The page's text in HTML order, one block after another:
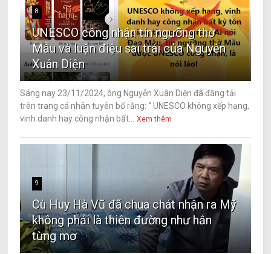
8
UNESCO công nhận tín ngưỡng thờ
Mẫu và luận điệu sai trái của Nguyễn
Xuân Diện
Sáng nay 23/11/2024, ông Nguyễn Xuân Diện đã đăng tải
trên trang cá nhân tuyên bố rằng: “ UNESCO không xếp hạng,
vinh danh hay công nhận bất...
Xem thêm
9
Cù Huy Hà Vũ đã chua chát nhận ra Mỹ
không phải là thiên đường như hắn
từng mơ